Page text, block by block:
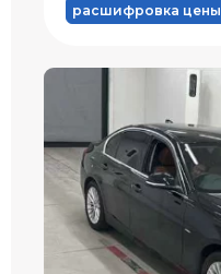
расшифровка цены